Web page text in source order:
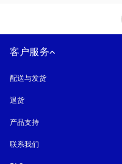
客户服务
配送与发货
退货
产品支持
联系我们